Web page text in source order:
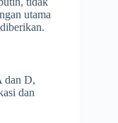
utama
dan D,
dan